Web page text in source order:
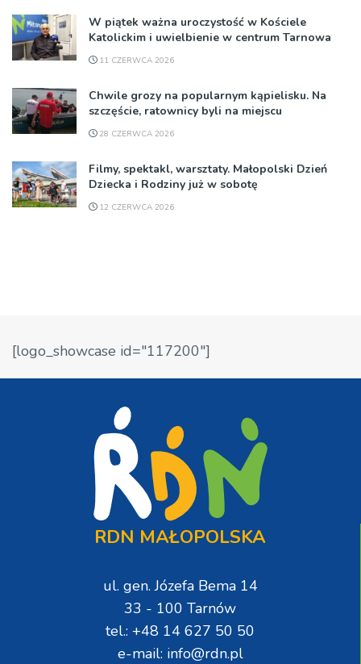
W piątek ważna uroczystość w Kościele
Katolickim i uwielbienie w centrum Tarnowa
11 CZERWCA 2026
Chwile grozy na popularnym kąpielisku. Na
szczęście, ratownicy byli na miejscu
28 CZERWCA 2026
Filmy, spektakl, warsztaty. Małopolski Dzień
Dziecka i Rodziny już w sobotę
12 CZERWCA 2026
[logo_showcase id="117200"]
RDN MAŁOPOLSKA
ul. gen. Józefa Bema 14
33 - 100 Tarnów
tel.: +48 14 627 50 50
e-mail: info@rdn.pl